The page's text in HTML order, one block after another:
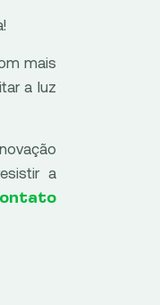
mais
a luz
a